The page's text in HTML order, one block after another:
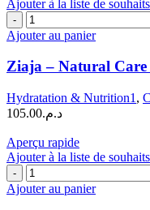
75
ML
Ajouter à la liste de souhaits
quantité
de
-
Natural
Care
Crème
de
|
50
ML
Ajouter au panier
Ziaja – Natural
Hydratation & Nutrition1 ,
د.م.105.00
Aperçu rapide
Ajouter à la liste de souhaits
quantité
de
Ajouter au panier